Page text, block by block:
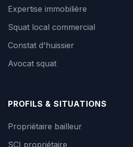
Expertise immobilière
Squat local commercial
Constat d'huissier
Avocat squat
PROFILS & SITUATIONS
Propriétaire bailleur
SCI propriétaire